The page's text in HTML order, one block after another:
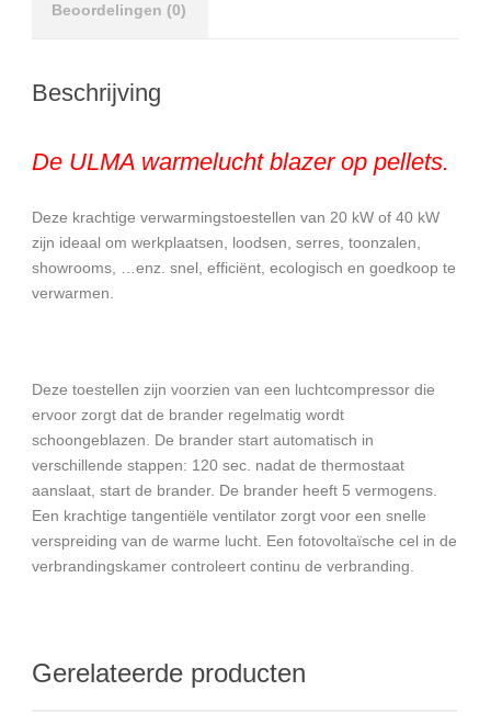
Beoordelingen (0)
Beschrijving
De ULMA warmelucht blazer op pellets.
Deze krachtige verwarmingstoestellen van 20 kW of 40 kW
zijn ideaal om werkplaatsen, loodsen, serres, toonzalen,
showrooms, …enz. snel, efficiënt, ecologisch en goedkoop te
verwarmen.
Deze toestellen zijn voorzien van een luchtcompressor die
ervoor zorgt dat de brander regelmatig wordt
schoongeblazen. De brander start automatisch in
verschillende stappen: 120 sec. nadat de thermostaat
aanslaat, start de brander. De brander heeft 5 vermogens.
Een krachtige tangentiële ventilator zorgt voor een snelle
verspreiding van de warme lucht. Een fotovoltaïsche cel in de
verbrandingskamer controleert continu de verbranding.
Gerelateerde producten